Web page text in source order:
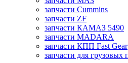
запчасти Cummins
запчасти ZF
запчасти КАМАЗ 5490
запчасти MADARA
запчасти КПП Fast Gear
запчасти для грузовых